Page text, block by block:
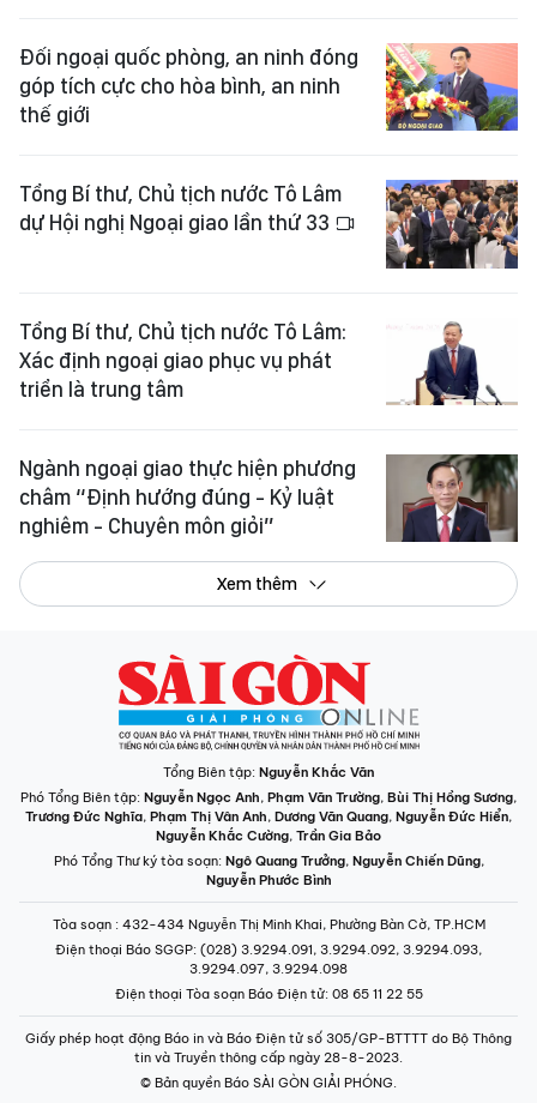
Đối ngoại quốc phòng, an ninh đóng
góp tích cực cho hòa bình, an ninh
thế giới
Tổng Bí thư, Chủ tịch nước Tô Lâm
dự Hội nghị Ngoại giao lần thứ 33
Tổng Bí thư, Chủ tịch nước Tô Lâm:
Xác định ngoại giao phục vụ phát
triển là trung tâm
Ngành ngoại giao thực hiện phương
châm “Định hướng đúng - Kỷ luật
nghiêm - Chuyên môn giỏi”
Xem thêm
Tổng Biên tập: Nguyễn Khắc Văn
Phó Tổng Biên tập: Nguyễn Ngọc Anh, Phạm Văn Trường, Bùi Thị Hồng Sương,
Trương Đức Nghĩa, Phạm Thị Vân Anh, Dương Văn Quang, Nguyễn Đức Hiển,
Nguyễn Khắc Cường, Trần Gia Bảo
Phó Tổng Thư ký tòa soạn: Ngô Quang Trưởng, Nguyễn Chiến Dũng,
Nguyễn Phước Bình
Tòa soạn : 432-434 Nguyễn Thị Minh Khai, Phường Bàn Cờ, TP.HCM
Điện thoại Báo SGGP: (028) 3.9294.091, 3.9294.092, 3.9294.093,
3.9294.097, 3.9294.098
Điện thoại Tòa soạn Báo Điện tử: 08 65 11 22 55
Giấy phép hoạt động Báo in và Báo Điện tử số 305/GP-BTTTT do Bộ Thông
tin và Truyền thông cấp ngày 28-8-2023.
© Bản quyền Báo SÀI GÒN GIẢI PHÓNG.